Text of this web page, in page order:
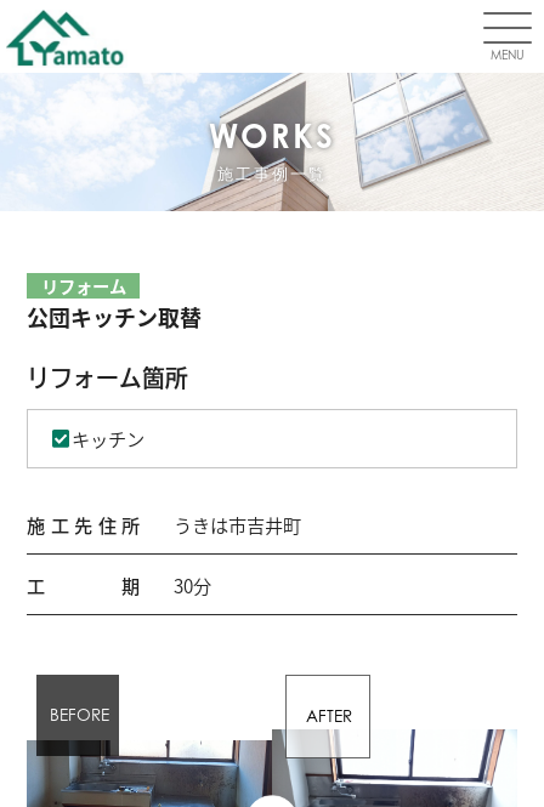
MENU
WORKS
施工事例一覧
リフォーム
公団キッチン取替
リフォーム箇所
キッチン
施工先住所 うきは市吉井町
工期 30分